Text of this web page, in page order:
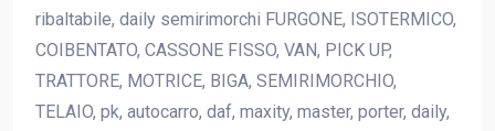
ribaltabile, daily semirimorchi FURGONE, ISOTERMICO,
COIBENTATO, CASSONE FISSO, VAN, PICK UP,
TRATTORE, MOTRICE, BIGA, SEMIRIMORCHIO,
TELAIO, pk, autocarro, daf, maxity, master, porter, daily,